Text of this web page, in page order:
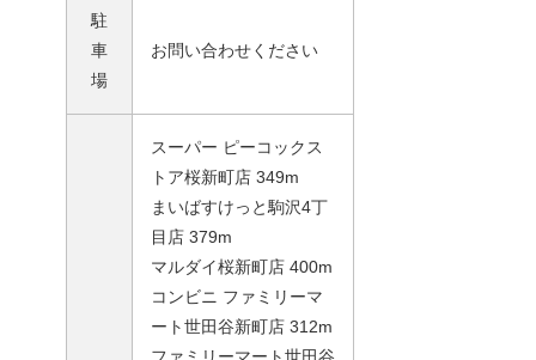
駐
車
場
お問い合わせください
スーパー ピーコックス
トア桜新町店 349m
まいばすけっと駒沢4丁
目店 379m
マルダイ桜新町店 400m
コンビニ ファミリーマ
ート世田谷新町店 312m